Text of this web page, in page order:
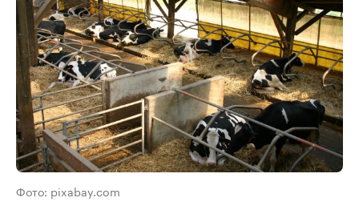
Фото: pixabay.com